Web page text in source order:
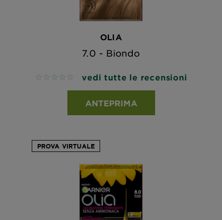
OLIA
7.0 - Biondo
No reviews vedi tutte le recensioni
ANTEPRIMA
PROVA VIRTUALE